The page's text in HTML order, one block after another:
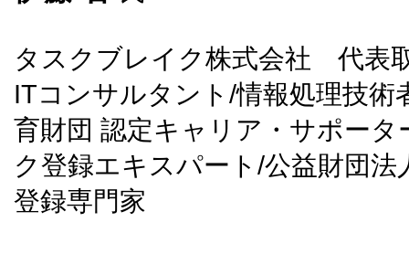
タスクブレイク株式会社 代表
ITコンサルタント/情報処理技術
育財団 認定キャリア・サポー
ク登録エキスパート/公益財団
登録専門家